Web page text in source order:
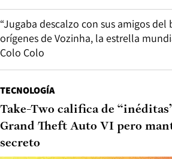
“Jugaba descalzo con sus amigos del
orígenes de Vozinha, la estrella
Colo Colo
TECNOLOGÍA
Take-Two califica de
Grand Theft Auto VI pero
secreto